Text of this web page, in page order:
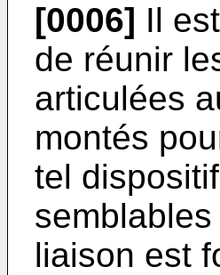
[0006] Il
de réunir
articulées
montés
tel
liaison est